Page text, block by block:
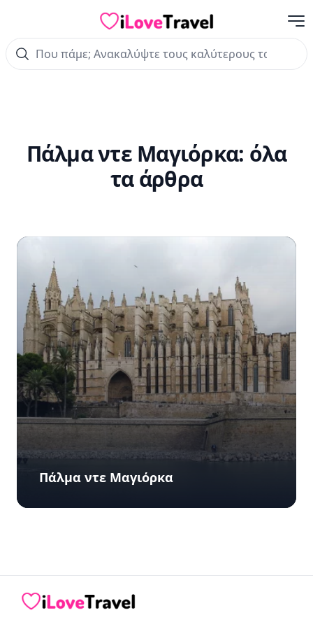
iLoveTravel
Πάλμα ντε Μαγιόρκα: όλα
τα άρθρα
Πάλμα ντε Μαγιόρκα
iLoveTravel